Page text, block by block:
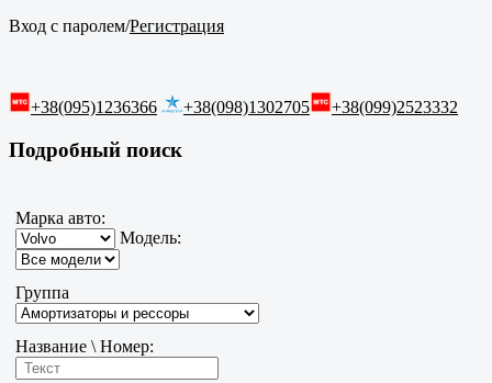
Вход с паролем/Регистрация
+38(095)1236366 +38(098)1302705 +38(099)2523332
Подробный поиск
Марка авто:
Модель:
Группа
Название \ Номер: